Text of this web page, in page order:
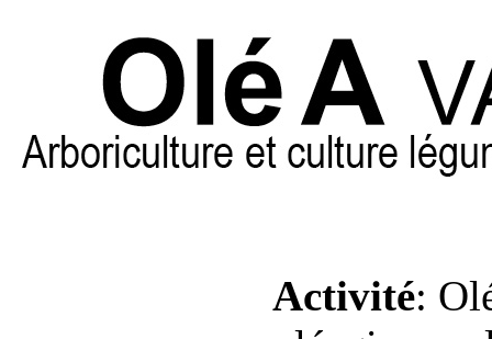
Activité: